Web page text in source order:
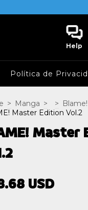
Help
Política de
> Manga > > Blame!
Master Edition Vol.2
Master
USD